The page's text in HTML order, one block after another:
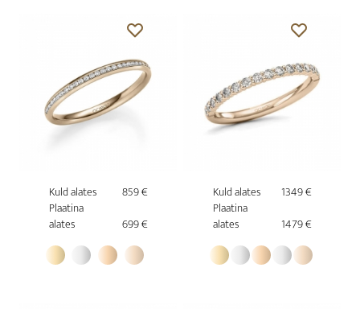
Kuld alates
859 €
Plaatina
alates
699 €
Kuld alates
1349 €
Plaatina
alates
1479 €